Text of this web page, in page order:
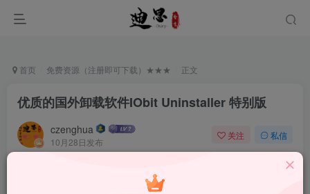
首页 免费资源（注册即可下载）★★★ 正文
优质的国外卸载软件IObit Uninstaller 特别版
czenghua
10月28日发布
关注 私信